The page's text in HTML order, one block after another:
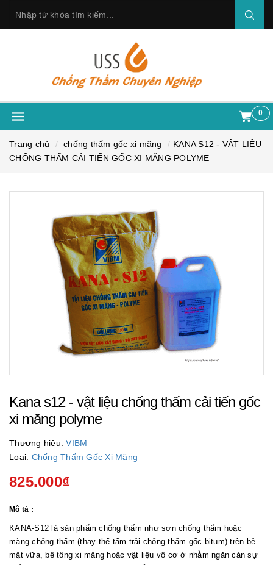
0
Trang chủ chống thấm gốc xi măng
KANA S12 - VẬT LIỆU
CHỐNG THẤM CẢI TIẾN GỐC XI MĂNG POLYME
Kana s12 - vật liệu chống thấm cải tiến gốc
xi măng polyme
Thương hiệu:VIBM
Loại: Chống Thấm Gốc Xi Măng
825.000₫
Mô tả :
KANA-S12 là sản phẩm chống thấm như sơn chống thấm hoặc
màng chống thấm (thay thế tấm trải chống thấm gốc bitum) trên bề
mặt vữa, bê tông xi măng hoặc vật liệu vô cơ ở nhằm ngăn cản sự